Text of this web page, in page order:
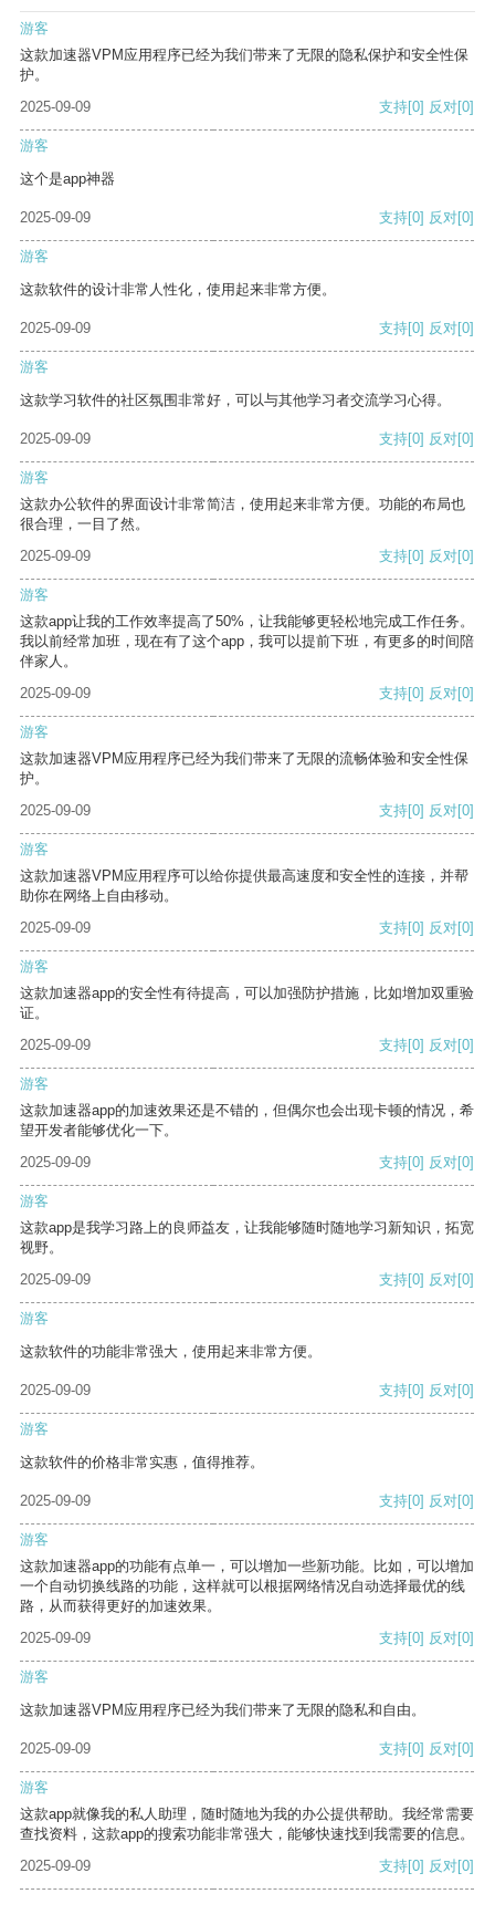
游客
这款加速器VPM应用程序已经为我们带来了无限的隐私保护和安全性保
护。
2025-09-09
支持[0] 反对[0]
游客
这个是app神器
2025-09-09 支持[0] 反对[0]
游客
这款软件的设计非常人性化，使用起来非常方便。
2025-09-09 支持[0] 反对[0]
游客
这款学习软件的社区氛围非常好，可以与其他学习者交流学习心得。
2025-09-09 支持[0] 反对[0]
游客
这款办公软件的界面设计非常简洁，使用起来非常方便。功能的布局也
很合理，一目了然。
2025-09-09
支持[0] 反对[0]
游客
这款app让我的工作效率提高了50%，让我能够更轻松地完成工作任务。
我以前经常加班，现在有了这个app，我可以提前下班，有更多的时间陪
伴家人。
2025-09-09
支持[0] 反对[0]
游客
这款加速器VPM应用程序已经为我们带来了无限的流畅体验和安全性保
护。
2025-09-09
支持[0] 反对[0]
游客
这款加速器VPM应用程序可以给你提供最高速度和安全性的连接，并帮
助你在网络上自由移动。
2025-09-09
支持[0] 反对[0]
游客
这款加速器app的安全性有待提高，可以加强防护措施，比如增加双重验
证。
2025-09-09
支持[0] 反对[0]
游客
这款加速器app的加速效果还是不错的，但偶尔也会出现卡顿的情况，希
望开发者能够优化一下。
2025-09-09
支持[0] 反对[0]
游客
这款app是我学习路上的良师益友，让我能够随时随地学习新知识，拓宽
视野。
2025-09-09
支持[0] 反对[0]
游客
这款软件的功能非常强大，使用起来非常方便。
2025-09-09 支持[0] 反对[0]
游客
这款软件的价格非常实惠，值得推荐。
2025-09-09 支持[0] 反对[0]
游客
这款加速器app的功能有点单一，可以增加一些新功能。比如，可以增加
一个自动切换线路的功能，这样就可以根据网络情况自动选择最优的线
路，从而获得更好的加速效果。
2025-09-09
支持[0] 反对[0]
游客
这款加速器VPM应用程序已经为我们带来了无限的隐私和自由。
2025-09-09 支持[0] 反对[0]
游客
这款app就像我的私人助理，随时随地为我的办公提供帮助。我经常需要
查找资料，这款app的搜索功能非常强大，能够快速找到我需要的信息。
2025-09-09
支持[0] 反对[0]